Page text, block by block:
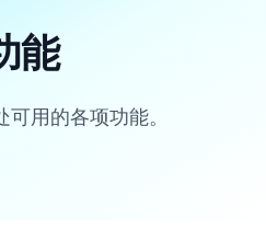
能
用的各项功能。